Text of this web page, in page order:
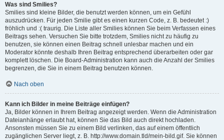
Was sind Smilies?
Smilies sind kleine Bilder, die benutzt werden können, um ein Gefühl
auszudrücken. Für jeden Smilie gibt es einen kurzen Code, z. B. bedeutet :)
fröhlich und :( traurig. Die Liste aller Smilies können Sie beim Verfassen eines
Beitrags sehen. Versuchen Sie bitte trotzdem, Smilies nicht zu häufig zu
benutzen, sie können einen Beitrag schnell unlesbar machen und ein
Moderator könnte deshalb Ihren Beitrag entsprechend überarbeiten oder gar
komplett löschen. Die Board-Administration kann auch die Anzahl der Smilies
begrenzen, die Sie in einem Beitrag benutzen können.
Nach oben
Kann ich Bilder in meine Beiträge einfügen?
Ja, Bilder können in Ihrem Beitrag angezeigt werden. Wenn die Administration
Dateianhänge erlaubt hat, können Sie das Bild auch direkt hochladen.
Ansonsten müssen Sie zu einem Bild verlinken, das auf einem öffentlich
zugänglichen Server liegt, z. B. http://www.domain.tld/mein-bild.gif. Sie können